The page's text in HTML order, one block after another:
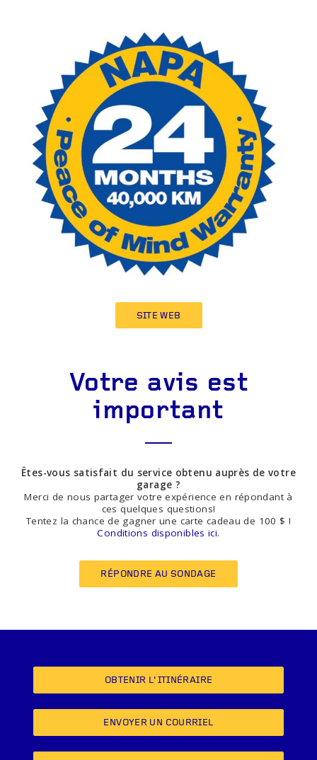
SITE WEB
Votre avis est
important
Êtes-vous satisfait du service obtenu auprès de votre
garage ?
Merci de nous partager votre expérience en répondant à
ces quelques questions!
Tentez la chance de gagner une carte cadeau de 100 $ !
Conditions disponibles ici.
RÉPONDRE AU SONDAGE
OBTENIR L’ITINÉRAIRE
ENVOYER UN COURRIEL